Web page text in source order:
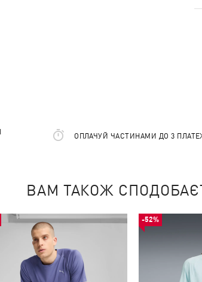
ОПЛАЧУЙ ЧАСТИНАМИ ДО 3
ВАМ ТАКОЖ
-52%